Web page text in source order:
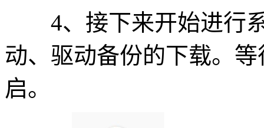
4、接下来开始进行系
动、驱动备份的下载。
启。